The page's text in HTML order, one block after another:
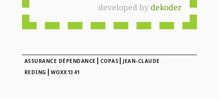
developed bydekoder
ASSURANCE DÉPENDANCE | COPAS | JEAN-CLAUDE
REDING | WOXX1341